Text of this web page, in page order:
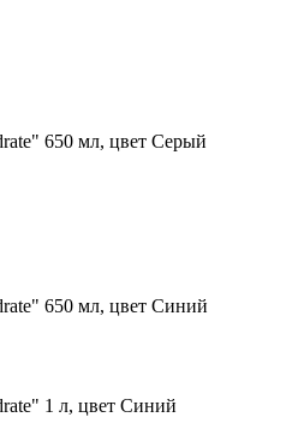
650 мл, цвет Серый
650 мл, цвет Синий
1 л, цвет Синий